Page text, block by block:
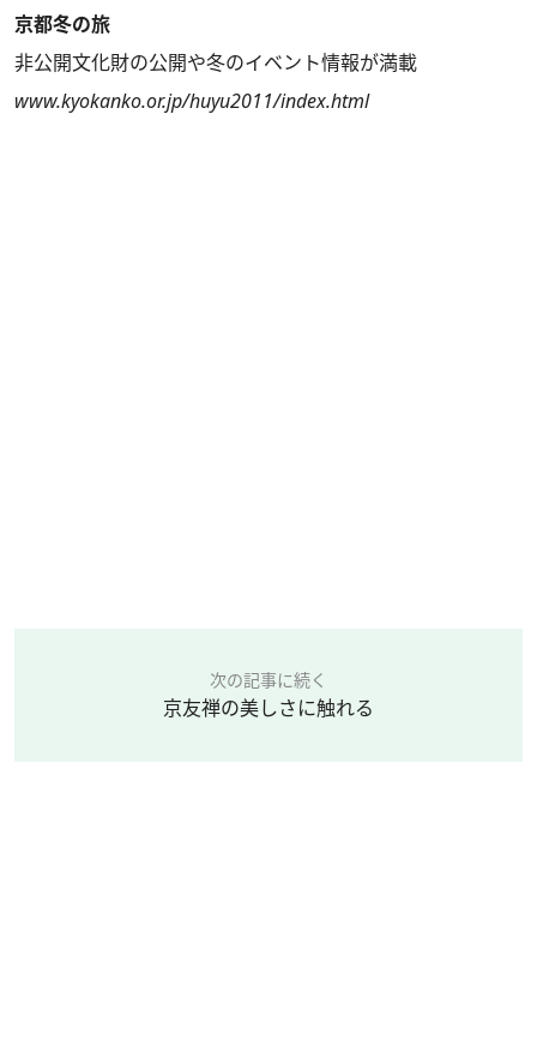
京都冬の旅
非公開文化財の公開や冬のイベント情報が満載
www.kyokanko.or.jp/huyu2011/index.html
次の記事に続く
京友禅の美しさに触れる